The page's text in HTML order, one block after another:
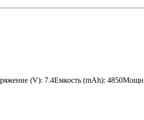
(V): 7.4Емкость (mAh):